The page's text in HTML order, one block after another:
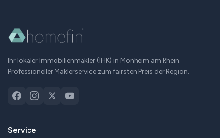
Ihr lokaler Immobilienmakler (IHK) in Monheim am Rhein.
Professioneller Maklerservice zum fairsten Preis der Region.
Service